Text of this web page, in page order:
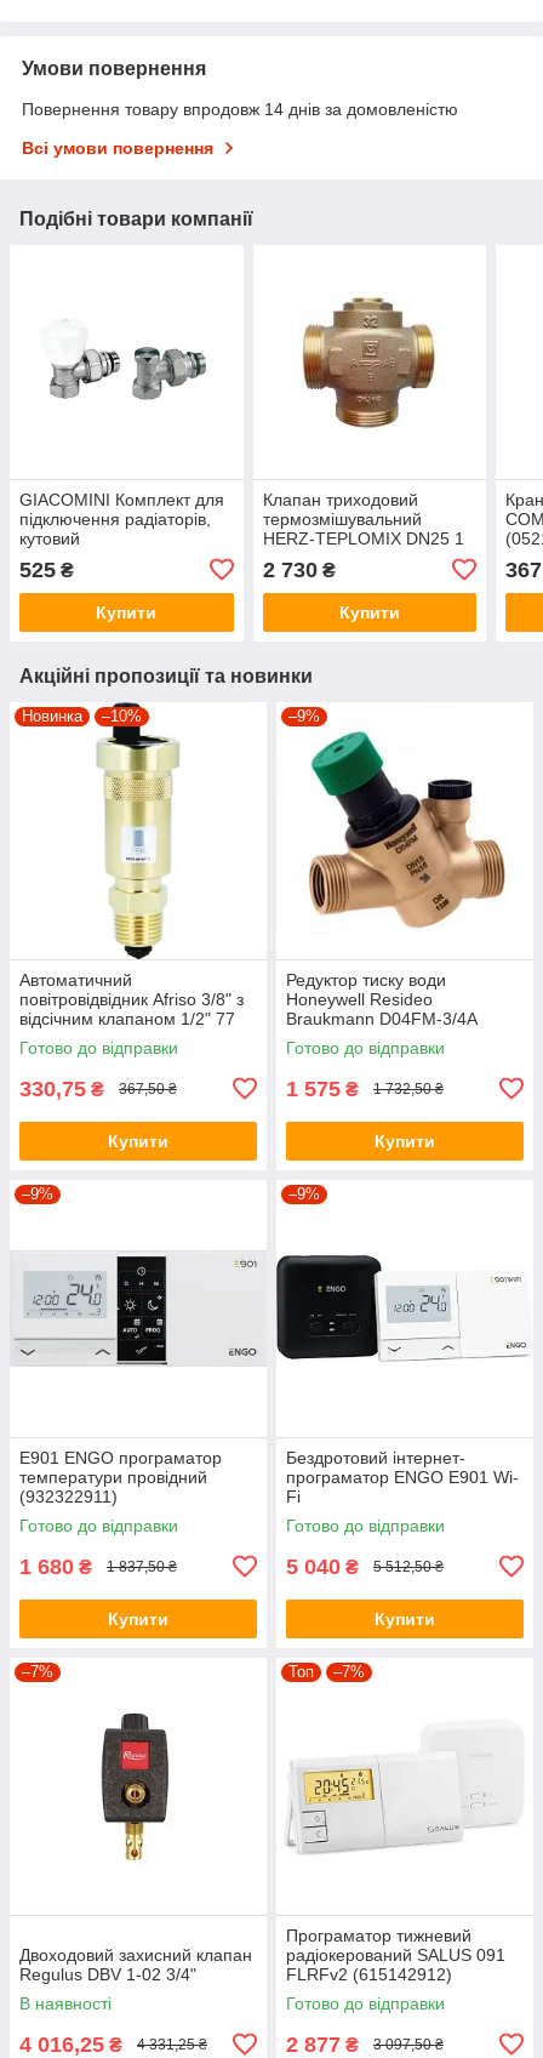
Умови повернення
Повернення товару впродовж 14 днів за домовленістю
Всі умови повернення
Подібні товари компанії
GIACOMINI Комплект для
підключення радіаторів,
кутовий
525 ₴
Купити
Клапан триходовий
термозмішувальний
HERZ-TEPLOMIX DN25 1
2 730₴
Купити
Акційні пропозиції та новинки
Новинка –10%
Автоматичний
повітровідвідник Afriso 3/8" з
відсічним клапаном 1/2" 77
735 10
Готово до відправки
330,75 ₴ 367,50 ₴
Купити
–9%
Редуктор тиску води
Honeywell Resideo
Braukmann D04FM-3/4A
Готово до відправки
1 575 ₴ 1 732,50 ₴
Купити
–9%
E901 ENGO програматор
температури провідний
(932322911)
Готово до відправки
1 680 ₴ 1 837,50 ₴
Купити
–9%
Бездротовий інтернет-
програматор ENGO E901 Wi-
Fi
Готово до відправки
5 040 ₴ 5 512,50 ₴
Купити
–7%
Двоходовий захисний клапан
Regulus DBV 1-02 3/4"
В наявності
4 016,25 ₴ 4 331,25 ₴
Топ –7%
Програматор тижневий
радіокерований SALUS 091
FLRFv2 (615142912)
Готово до відправки
2 877 ₴ 3 097,50 ₴